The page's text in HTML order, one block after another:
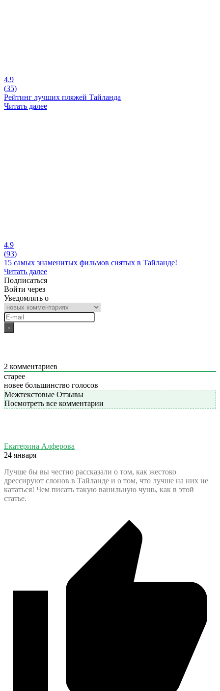
4.9
(35)
Рейтинг лучших пляжей Тайланда
Читать далее
4.9
(93)
15 самых знаменитых фильмов снятых в Тайланде!
Читать далее
Подписаться
Войти через
Уведомлять о
2 комментариев
старее
новее большинство голосов
Межтекстовые Отзывы
Посмотреть все комментарии
Екатерина Алферова
24 января
Лучше бы вы честно рассказали о том, как жестоко
дрессируют слонов в Тайланде и о том, что лучше на них не
кататься! Чем писать такую ванильную чушь, как в этой
статье.